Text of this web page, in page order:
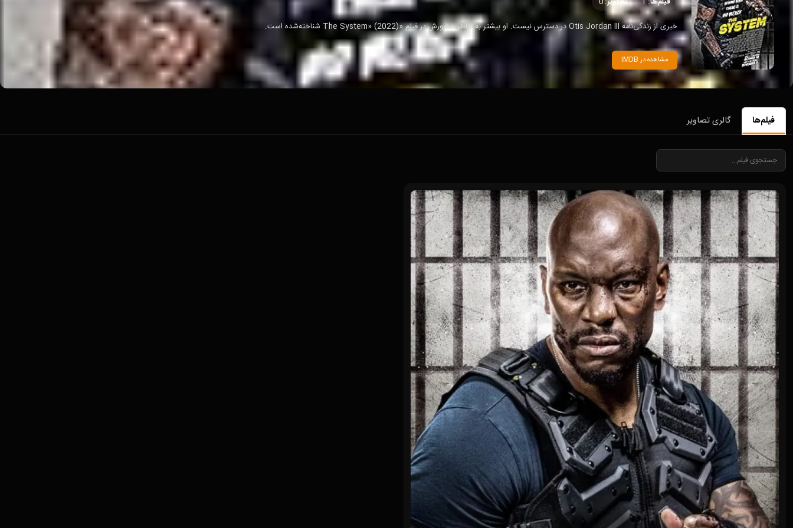
خبری از زندگی‌نامه Otis Jordan III در دسترس نیست. او بیشتر به خاطر حضورش در فیلم «The System» (2022) شناخته‌شده است.
مشاهده در IMDB
فیلم‌ها گالری تصاویر